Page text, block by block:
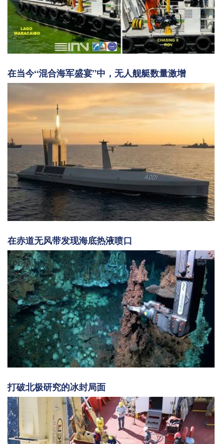
在当今“混合海军盛宴”中，无人舰艇数量激增
在赤道无风带发现海底热液喷口
打破北极研究的冰封局面